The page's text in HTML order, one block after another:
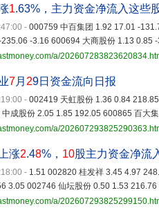
1.63%，主力资金净流入这些
- 000759 中百集团 1.92 17.01 -
-3.16 600694 大商股份 1.13 0.85
a/
7月 29日资金流向日报
- 002419 天虹股份 1.36 0.84
成股份 2.05 1.85 192.05 600865 百大
a/
涨2.48%， 10股主力资金净流
- 1.51 002820 桂发祥 3.45 4.97
3.05 002746 仙坛股份 0.50 1.53 216.76
a/